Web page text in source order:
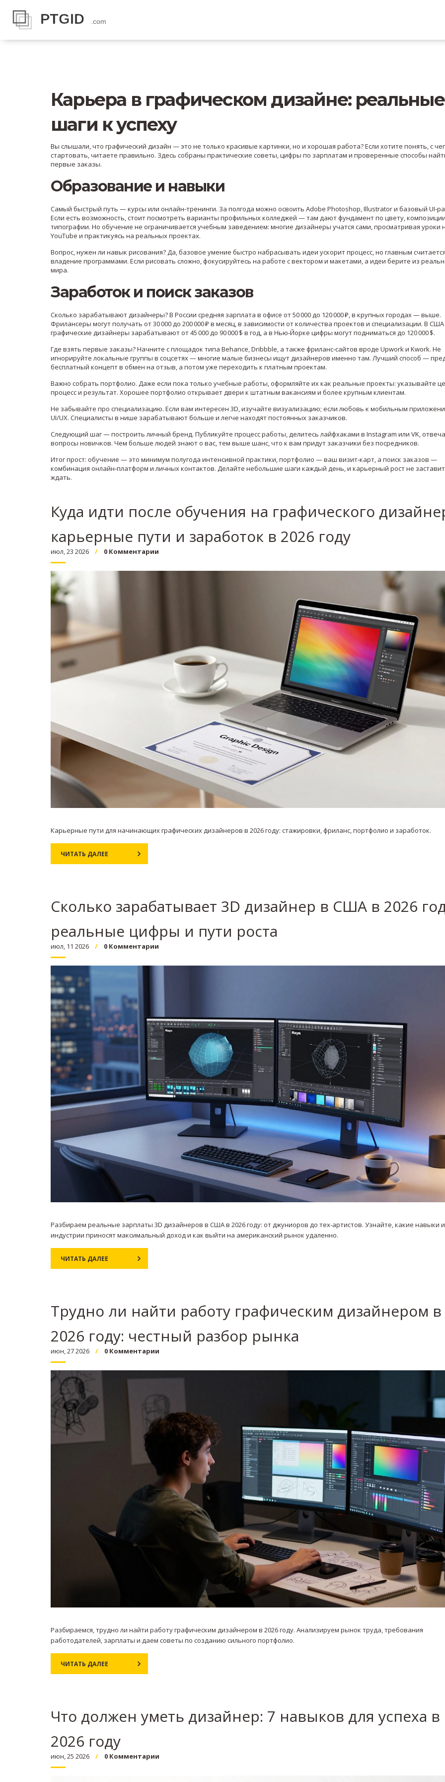
Карьера в графическом дизайне: реальные
шаги к успеху
Вы слышали, что графический дизайн — это не только красивые картинки, но и хорошая работа? Если хотите понять, с
стартовать, читаете правильно. Здесь собраны практические советы, цифры по зарплатам и проверенные способы
первые заказы.
Образование и навыки
Самый быстрый путь — курсы или онлайн‑тренинги. За полгода можно освоить Adobe Photoshop, Illustrator и базовый
Если есть возможность, стоит посмотреть варианты профильных колледжей — там дают фундамент по цвету,
типографии. Но обучение не ограничивается учебным заведением: многие дизайнеры учатся сами, просматривая уроки
YouTube и практикуясь на реальных проектах.
Вопрос, нужен ли навык рисования? Да, базовое умение быстро набрасывать идеи ускорит процесс, но главным
владение программами. Если рисовать сложно, фокусируйтесь на работе с вектором и макетами, а идеи берите из
мира.
Заработок и поиск заказов
Сколько зарабатывают дизайнеры? В России средняя зарплата в офисе от 50 000 до 120 000 ₽, в крупных городах — выше.
Фрилансеры могут получать от 30 000 до 200 000 ₽ в месяц, в зависимости от количества проектов и специализации. В США
графические дизайнеры зарабатывают от 45 000 до 90 000 $ в год, а в Нью‑Йорке цифры могут подниматься до 120 000 $.
Где взять первые заказы? Начните с площадок типа Behance, Dribbble, а также фриланс‑сайтов вроде Upwork и Kwork. Не
игнорируйте локальные группы в соцсетях — многие малые бизнесы ищут дизайнеров именно там. Лучший способ —
бесплатный концепт в обмен на отзыв, а потом уже переходить к платным проектам.
Важно собрать портфолио. Даже если пока только учебные работы, оформляйте их как реальные проекты: указывайте
процесс и результат. Хорошее портфолио открывает двери к штатным вакансиям и более крупным клиентам.
Не забывайте про специализацию. Если вам интересен 3D, изучайте визуализацию; если любовь к мобильным
UI/UX. Специалисты в нише зарабатывают больше и легче находят постоянных заказчиков.
Следующий шаг — построить личный бренд. Публикуйте процесс работы, делитесь лайфхаками в Instagram или VK,
вопросы новичков. Чем больше людей знают о вас, тем выше шанс, что к вам придут заказчики без посредников.
Итог прост: обучение — это минимум полугода интенсивной практики, портфолио — ваш визит‑карт, а поиск заказов —
комбинация онлайн‑платформ и личных контактов. Делайте небольшие шаги каждый день, и карьерный рост не
ждать.
Куда идти после обучения на графического
карьерные пути и заработок в 2026 году
июл, 23 2026 0 Комментарии
Карьерные пути для начинающих графических дизайнеров в 2026 году: стажировки, фриланс, портфолио и заработок.
ЧИТАТЬ ДАЛЕЕ
Сколько зарабатывает 3D дизайнер в США в 2026
реальные цифры и пути роста
июл, 11 2026 0 Комментарии
Разбираем реальные зарплаты 3D дизайнеров в США в 2026 году: от джуниоров до тех-артистов. Узнайте, какие навыки и
индустрии приносят максимальный доход и как выйти на американский рынок удаленно.
ЧИТАТЬ ДАЛЕЕ
Трудно ли найти работу графическим дизайнером в
2026 году: честный разбор рынка
июн, 27 2026 0 Комментарии
Разбираемся, трудно ли найти работу графическим дизайнером в 2026 году. Анализируем рынок труда, требования
работодателей, зарплаты и даем советы по созданию сильного портфолио.
ЧИТАТЬ ДАЛЕЕ
Что должен уметь дизайнер: 7 навыков для успеха в
2026 году
июн, 25 2026 0 Комментарии